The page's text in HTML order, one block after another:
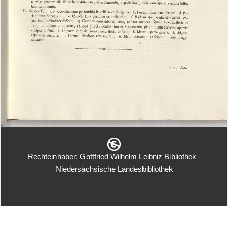
Rechteinhaber: Gottfried Wilhelm Leibniz Bibliothek -
Niedersächsische Landesbibliothek